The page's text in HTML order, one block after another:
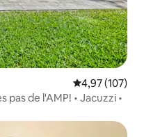
Évaluation
4,97 (107)
de l'AMP! • Jacuzzi •